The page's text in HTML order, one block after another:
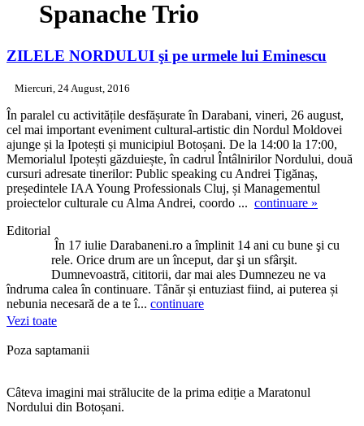
Spanache Trio
ZILELE NORDULUI şi pe urmele lui Eminescu
Miercuri, 24 August, 2016
În paralel cu activitățile desfășurate în Darabani, vineri, 26 august,
cel mai important eveniment cultural-artistic din Nordul Moldovei
ajunge și la Ipotești și municipiul Botoșani. De la 14:00 la 17:00,
Memorialul Ipotești găzduiește, în cadrul Întâlnirilor Nordului, două
cursuri adresate tinerilor: Public speaking cu Andrei Țigănaș,
președintele IAA Young Professionals Cluj, și Managementul
proiectelor culturale cu Alma Andrei, coordo ... continuare »
Editorial
În 17 iulie Darabaneni.ro a împlinit 14 ani cu bune şi cu
rele. Orice drum are un început, dar şi un sfârşit.
Dumnevoastră, cititorii, dar mai ales Dumnezeu ne va
îndruma calea în continuare. Tânăr și entuziast fiind, ai puterea și
nebunia necesară de a te î... continuare
Vezi toate
Poza saptamanii
Câteva imagini mai strălucite de la prima ediție a Maratonul
Nordului din Botoșani.